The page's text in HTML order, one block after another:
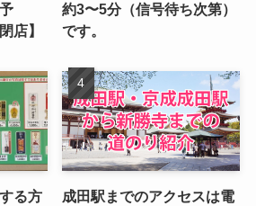
店】
約3〜5分（信号待ち次第）
です。
る方
成田駅までのアクセスは電